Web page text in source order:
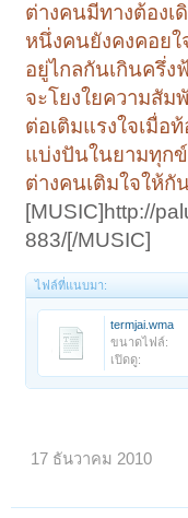
ต่างคนมีทางต้องเ
หนึ่งคนยังคงคอยใ
อยู่ไกลกันเกินครึ่ง
จะโยงใยความสั
ต่อเติมแรงใจเมื่อท้
แบ่งปันในยามทุก
ต่างคนเติมใจให้กั
[MUSIC]http://
883/[/MUSIC]
ไฟล์ที่แนบมา:
termjai.wma
ขนาดไฟล์:
เปิดดู:
17 ธันวาคม 2010